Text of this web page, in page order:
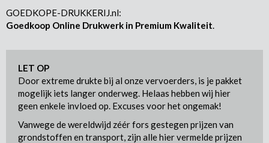
GOEDKOPE-DRUKKERIJ.nl:
Goedkoop Online Drukwerk in Premium Kwaliteit.
LET OP
Door extreme drukte bij al onze vervoerders, is je pakket
mogelijk iets langer onderweg. Helaas hebben wij hier
geen enkele invloed op. Excuses voor het ongemak!
Vanwege de wereldwijd zéér fors gestegen prijzen van
grondstoffen en transport, zijn alle hier vermelde prijzen